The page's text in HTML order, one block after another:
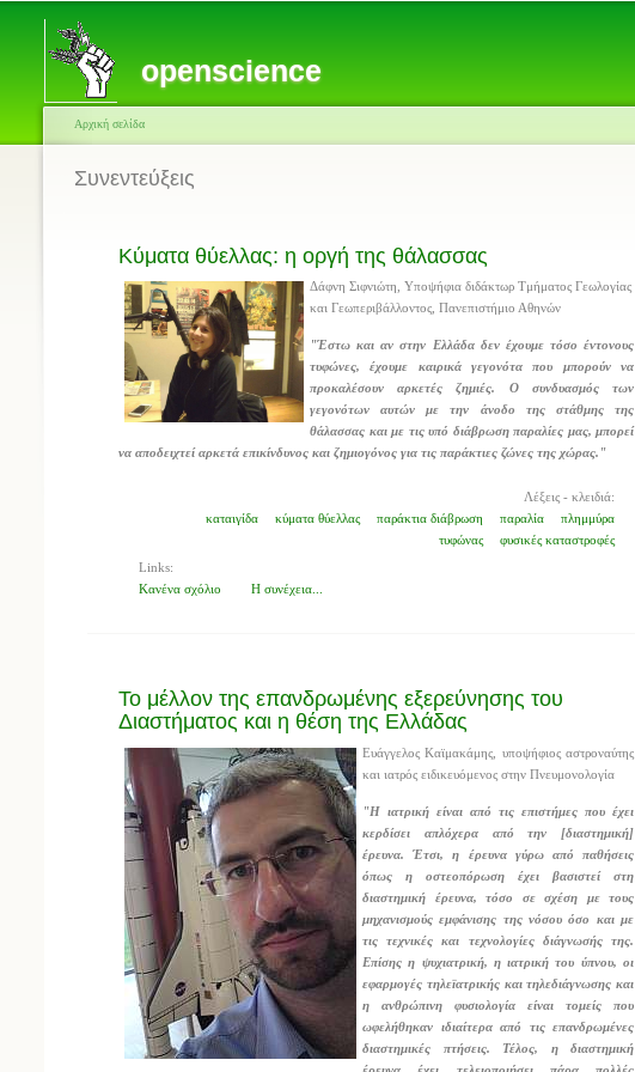
openscience
Αρχική σελίδα
Συνεντεύξεις
Κύματα θύελλας: η οργή της θάλασσας
Δάφνη Σιφνιώτη, Υποψήφια διδάκτωρ Τμήματος Γεωλογίας
και Γεωπεριβάλλοντος, Πανεπιστήμιο Αθηνών
"Έστω και αν στην Ελλάδα δεν έχουμε τόσο έντονους
τυφώνες, έχουμε καιρικά γεγονότα που μπορούν να
προκαλέσουν αρκετές ζημιές. Ο συνδυασμός των
γεγονότων αυτών με την άνοδο της στάθμης της
θάλασσας και με τις υπό διάβρωση παραλίες μας, μπορεί
να αποδειχτεί αρκετά επικίνδυνος και ζημιογόνος για τις παράκτιες ζώνες της χώρας."
Λέξεις - κλειδιά:
καταιγίδα
κύματα θύελλας παράκτια διάβρωση παραλία
πλημμύρα
τυφώνας
φυσικές καταστροφές
Links:
Κανένα σχόλιο
Η συνέχεια...
Το μέλλον της επανδρωμένης εξερεύνησης του
Διαστήματος και η θέση της Ελλάδας
Ευάγγελος Καϊμακάμης, υποψήφιος αστροναύτης
και ιατρός ειδικευόμενος στην Πνευμονολογία
"Η ιατρική είναι από τις επιστήμες που έχει
κερδίσει απλόχερα από την [διαστημική]
έρευνα. Έτσι, η έρευνα γύρω από παθήσεις
όπως η οστεοπόρωση έχει βασιστεί στη
διαστημική έρευνα, τόσο σε σχέση με τους
μηχανισμούς εμφάνισης της νόσου όσο και με
τις τεχνικές και τεχνολογίες διάγνωσής της.
Επίσης η ψυχιατρική, η ιατρική του ύπνου, οι
εφαρμογές τηλεϊατρικής και τηλεδιάγνωσης και
η ανθρώπινη φυσιολογία είναι τομείς που
ωφελήθηκαν ιδιαίτερα από τις επανδρωμένες
διαστημικές πτήσεις. Τέλος, η διαστημική